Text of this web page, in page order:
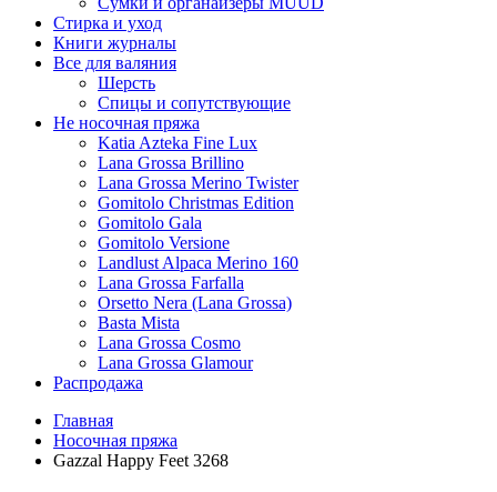
Стирка и уход
Книги журналы
Все для валяния
Шерсть
Спицы и сопутствующие
Не носочная пряжа
Katia Azteka Fine Lux
Lana Grossa Brillino
Lana Grossa Merino Twister
Gomitolo Christmas Edition
Gomitolo Gala
Gomitolo Versione
Landlust Alpaca Merino 160
Lana Grossa Farfalla
Orsetto Nera (Lana Grossa)
Basta Mista
Lana Grossa Cosmo
Lana Grossa Glamour
Распродажа
Главная
Носочная пряжа
Gazzal Happy Feet 3268